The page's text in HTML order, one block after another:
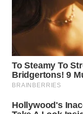
WN
MALUT
WN
DAIRI
DANAU